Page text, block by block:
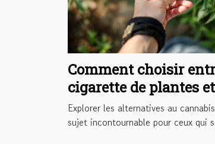
Comment choisir
cigarette de plantes
sans cannabis ?
Explorer les alternatives au
sujet incontournable pour ceux qui